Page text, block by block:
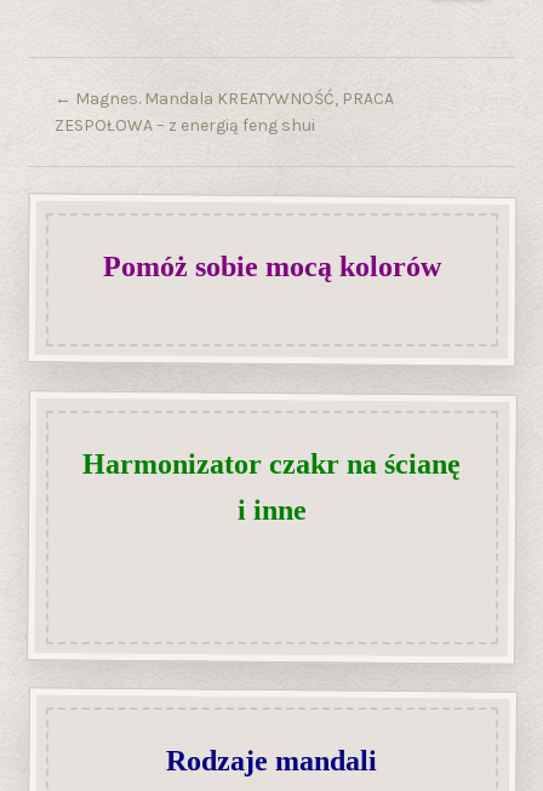
← Magnes. Mandala KREATYWNOŚĆ, PRACA
ZESPOŁOWA – z energią feng shui
Pomóż sobie mocą kolorów
Harmonizator czakr na ścianę
i inne
Rodzaje mandali